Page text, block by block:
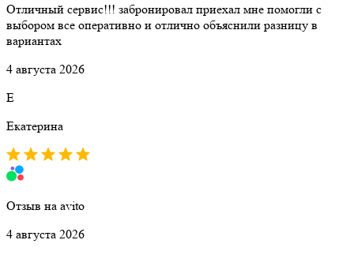
Отличный сервис!!! забронировал приехал мне помогли с
выбором все оперативно и отлично объяснили разницу в
вариантах
4 августа 2026
Е
Екатерина
Отзыв на avito
4 августа 2026